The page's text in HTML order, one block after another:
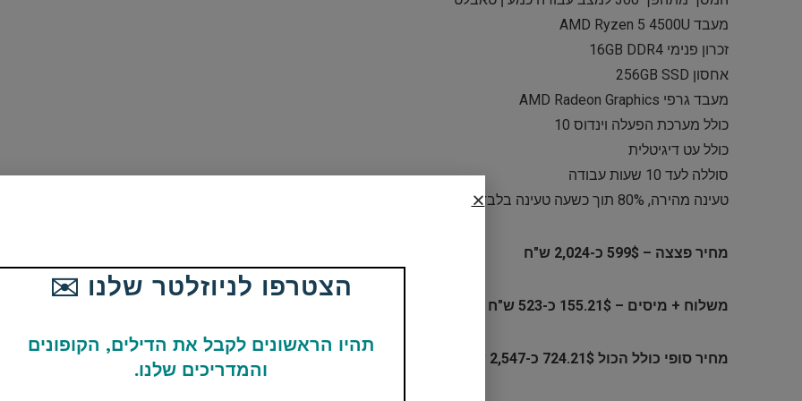
מעבד AMD Ryzen 5 4500U
זכרון פנימי 16GB DDR4
אחסון 256GB SSD
מעבד גרפי AMD Radeon Graphics
כולל מערכת הפעלה וינדוס 10
כולל עט דיגיטלית
סוללה לעד 10 שעות עבודה
טעינה מהירה, 80% תוך כשעה טעינה בלבד
מחיר פצצה – 599$ כ-2,024 ש"ח
משלוח + מיסים – 155.21$ כ-523 ש"ח
מחיר סופי כולל הכול 724.21$ כ-2,547 ש"ח
הצטרפו לניוזלטר שלנו ✉️
תהיו הראשונים לקבל את הדילים, הקופונים
והמדריכים שלנו.